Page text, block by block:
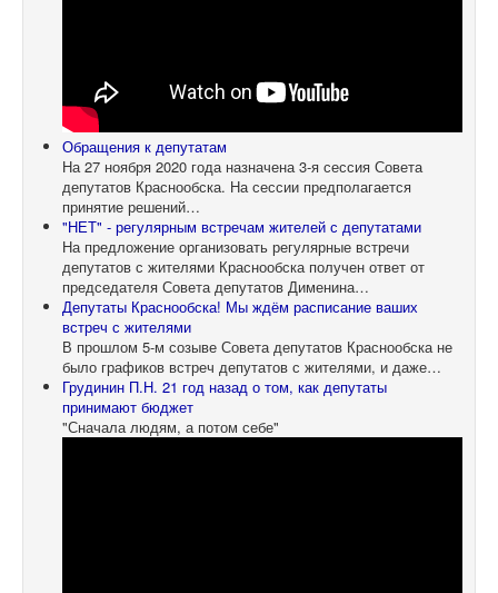
Обращения к депутатам
На 27 ноября 2020 года назначена 3-я сессия Совета
депутатов Краснообска. На сессии предполагается
принятие решений…
"НЕТ" - регулярным встречам жителей с депутатами
На предложение организовать регулярные встречи
депутатов с жителями Краснообска получен ответ от
председателя Совета депутатов Дименина…
Депутаты Краснообска! Мы ждём расписание ваших
встреч с жителями
В прошлом 5-м созыве Совета депутатов Краснообска не
было графиков встреч депутатов с жителями, и даже…
Грудинин П.Н. 21 год назад о том, как депутаты
принимают бюджет
"Сначала людям, а потом себе"